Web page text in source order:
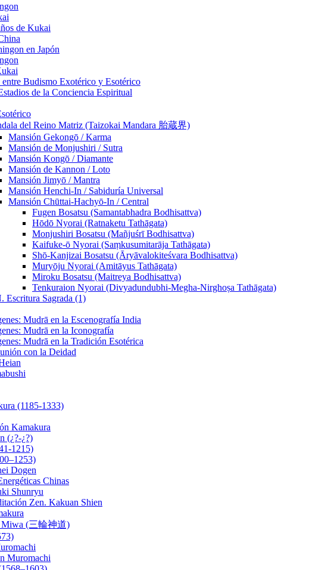
de Kukai
en Japón
Budismo Exotérico y Esotérico
de la Conciencia Espiritual
del Reino Matriz (Taizokai Mandara 胎蔵界)
Mansión Gekongō / Karma
Mansión de Monjushiri / Sutra
Mansión Kongō / Diamante
Mansión de Kannon / Loto
Mansión Jimyō / Mantra
Mansión Henchi-In / Sabiduría Universal
Mansión Chūttai-Hachyō-In / Central
Fugen Bosatsu (Samantabhadra Bodhisattva)
Hōdō Nyorai (Ratnaketu Tathāgata)
Monjushiri Bosatsu (Mañjuśrī Bodhisattva)
Kaifuke-ō Nyorai (Saṃkusumitarāja Tathāgata)
Shō-Kanjizai Bosatsu (Āryāvalokiteśvara Bodhisattva)
Muryōju Nyorai (Amitāyus Tathāgata)
Miroku Bosatsu (Maitreya Bodhisattva)
Tenkuraion Nyorai (Divyadundubhi-Megha-Nirghoṣa Tathāgata)
Escritura Sagrada (1)
Mudrā en la Escenografía India
Mudrā en la Iconografía
Mudrā en la Tradición Esotérica
con la Deidad
(1185-1333)
Kamakura
(¿?-¿?)
1215)
Dogen
Chinas
Shunryu
Zen. Kakuan Shien
Miwa (三輪神道)
Muromachi